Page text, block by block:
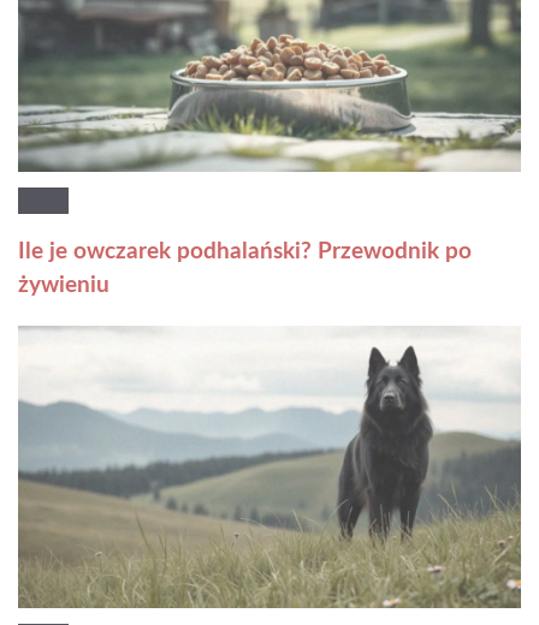
Ile je owczarek podhalański? Przewodnik po
żywieniu